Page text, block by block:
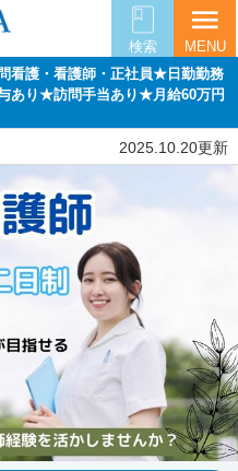
検索
menu
MENU
看護・看護師・正社員★日勤勤務
あり★訪問手当あり★月給60万円
2025.10.20更新